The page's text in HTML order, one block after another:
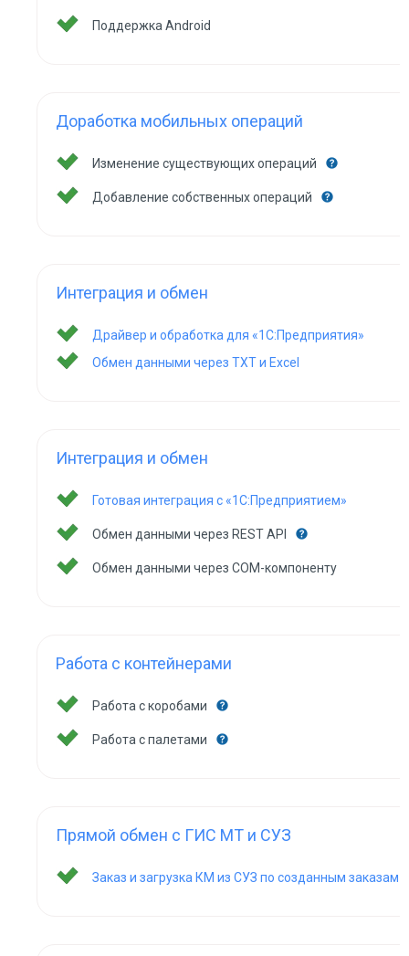
Поддержка Android
Доработка мобильных операций
Изменение существующих операций
Добавление собственных операций
Интеграция и обмен
Драйвер и обработка для «1С:Предприятия»
Обмен данными через TXT и Excel
Интеграция и обмен
Готовая интеграция с «1С:Предприятием»
Обмен данными через REST API
Обмен данными через COM-компоненту
Работа с контейнерами
Работа с коробами
Работа с палетами
Прямой обмен с ГИС МТ и СУЗ
Заказ и загрузка КМ из СУЗ по созданным заказам